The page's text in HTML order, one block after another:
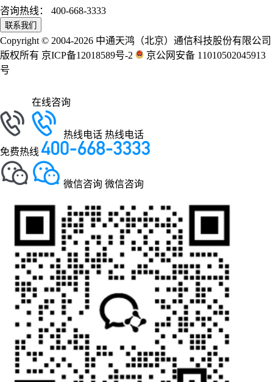
咨询热线： 400-668-3333
联系我们
Copyright © 2004-2026 中通天鸿（北京）通信科技股份有限公司
版权所有 京ICP备12018589号-2
京公网安备 11010502045913
号
在线咨询
热线电话 热线电话
免费热线
微信咨询 微信咨询